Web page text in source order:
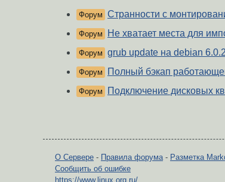
Форум Странности с
Форум Не хватает места для
Форум grub update на debian
Форум Полный бэкап
Форум Подключение дисковых
О Сервере - Правила форума- Разметка
Сообщить об ошибке
https://www.linux.org.ru/